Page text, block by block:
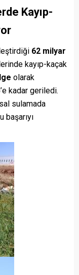
Kayıp-
62 milyar
kayıp-kaçak
olarak
kadar geriledi.
sulamada
başarıyı